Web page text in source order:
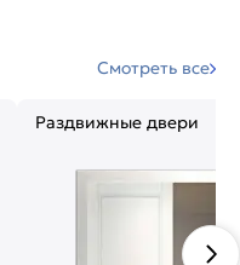
Смотреть все
Раздвижные двери